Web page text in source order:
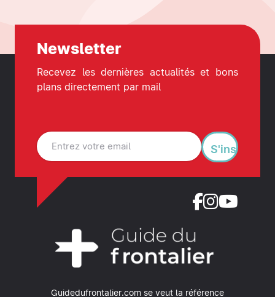
Guidedufrontalier.com se veut la référence
Newsletter
Recevez les dernières actualités et bons
plans directement par mail
S'inscrire